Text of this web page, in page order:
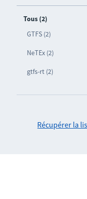
Tous (2)
GTFS (2)
NeTEx (2)
gtfs-rt (2)
Récupérer la